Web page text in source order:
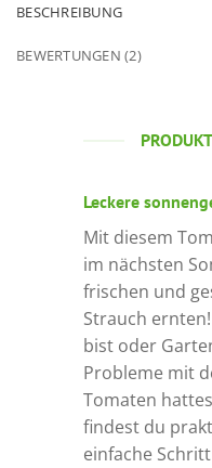
BESCHREIBUNG
BEWERTUNGEN (2)
Leckere
Mit diesem
im nächsten
frischen und
Strauch
bist oder
Probleme mit
Tomaten
findest du
einfache